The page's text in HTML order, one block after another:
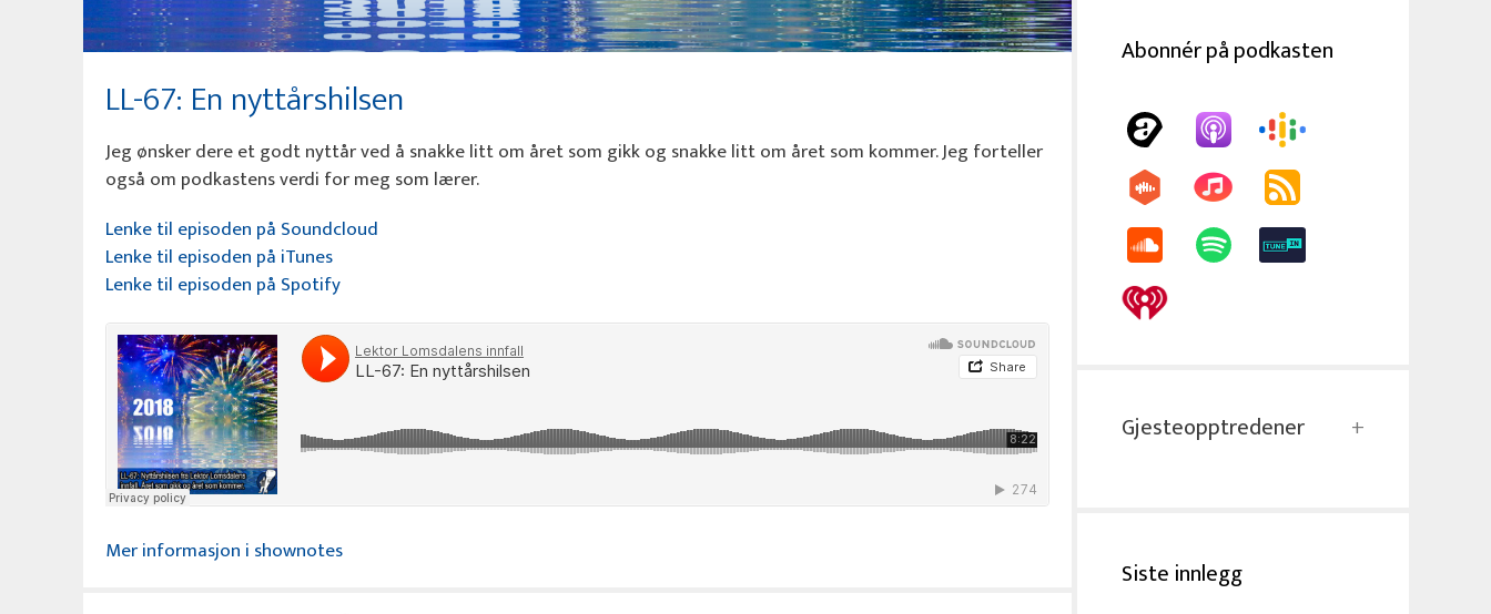
LL-67: En nyttårshilsen
Jeg ønsker dere et godt nyttår ved å snakke litt om året som gikk og snakke litt om året som kommer. Jeg forteller
også om podkastens verdi for meg som lærer.
Lenke til episoden på Soundcloud
Lenke til episoden på iTunes
Lenke til episoden på Spotify
Mer informasjon i shownotes
Abonnér på podkasten
Gjesteopptredener
Siste innlegg